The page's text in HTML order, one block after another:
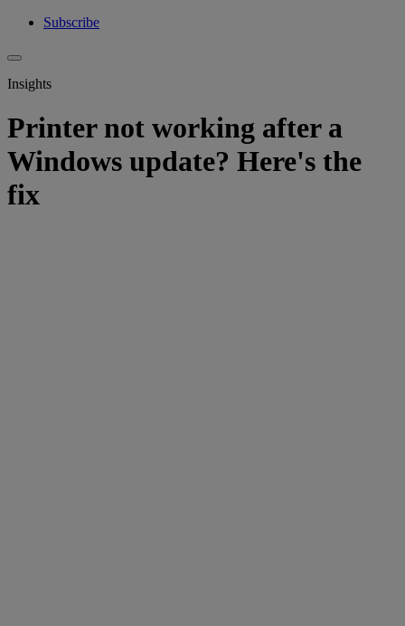
Subscribe
Insights
Printer not working after a
Windows update? Here's the
fix